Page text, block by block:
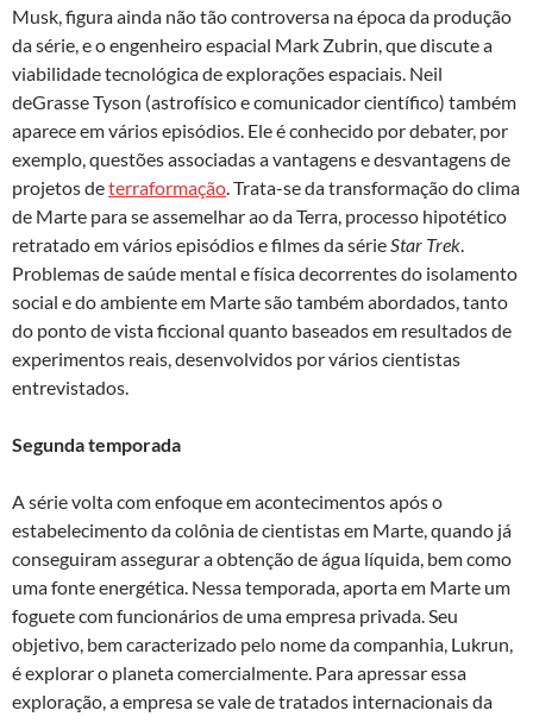
Musk, figura ainda não tão controversa na época da produção
da série, e o engenheiro espacial Mark Zubrin, que discute a
viabilidade tecnológica de explorações espaciais. Neil
deGrasse Tyson (astrofísico e comunicador científico) também
aparece em vários episódios. Ele é conhecido por debater, por
exemplo, questões associadas a vantagens e desvantagens de
projetos deterraformação. Trata-se da transformação do clima
de Marte para se assemelhar ao da Terra, processo hipotético
retratado em vários episódios e filmes da sérieStar Trek.
Problemas de saúde mental e física decorrentes do isolamento
social e do ambiente em Marte são também abordados, tanto
do ponto de vista ficcional quanto baseados em resultados de
experimentos reais, desenvolvidos por vários cientistas
entrevistados.
Segunda temporada
A série volta com enfoque em acontecimentos após o
estabelecimento da colônia de cientistas em Marte, quando já
conseguiram assegurar a obtenção de água líquida, bem como
uma fonte energética. Nessa temporada, aporta em Marte um
foguete com funcionários de uma empresa privada. Seu
objetivo, bem caracterizado pelo nome da companhia, Lukrun,
é explorar o planeta comercialmente. Para apressar essa
exploração, a empresa se vale de tratados internacionais da